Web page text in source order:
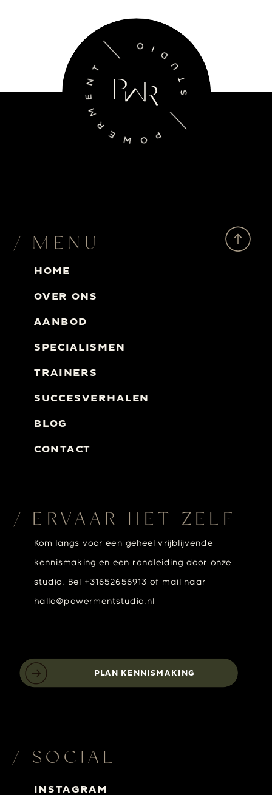
INSTAGRAM
/ SOCIAL
PLAN KENNISMAKING
Kom langs voor een geheel vrijblijvende
kennismaking en een rondleiding door onze
studio. Bel +31652656913 of mail naar
hallo@powermentstudio.nl
/ ERVAAR HET ZELF
CONTACT
BLOG
SUCCESVERHALEN
TRAINERS
SPECIALISMEN
AANBOD
OVER ONS
HOME
/ MENU